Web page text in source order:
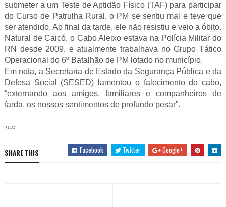
submeter a um Teste de Aptidão Físico (TAF) para participar
do Curso de Patrulha Rural, o PM se sentiu mal e teve que
ser atendido. Ao final da tarde, ele não resistiu e veio a óbito.
Natural de Caicó, o Cabo Aleixo estava na Polícia Militar do
RN desde 2009, e atualmente trabalhava no Grupo Tático
Operacional do 6º Batalhão de PM lotado no município.
Em nota, a Secretaria de Estado da Segurança Pública e da
Defesa Social (SESED) lamentou o falecimento do cabo,
“externando aos amigos, familiares e companheiros de
farda, os nossos sentimentos de profundo pesar”.
TCM
SHARE THIS Facebook Twitter Google+